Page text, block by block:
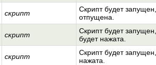
скрипт
Скрипт будет
отпущена.
скрипт
Скрипт будет
будет нажата.
скрипт
Скрипт будет
нажата.